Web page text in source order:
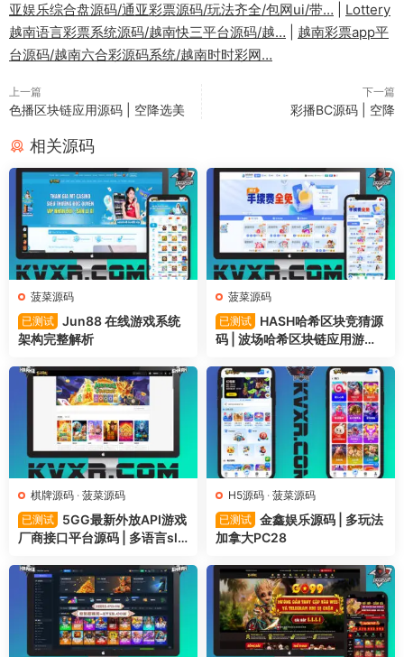
亚娱乐综合盘源码/通亚彩票源码/玩法齐全/包网ui/带…
Lottery
越南语言彩票系统源码/越南快三平台源码/越…
越南彩票app平
台源码/越南六合彩源码系统/越南时时彩网…
上一篇
色播区块链应用源码 | 空降选美
下一篇
彩播BC源码 | 空降
相关源码
菠菜源码
已测试 Jun88 在线游戏系统
架构完整解析
菠菜源码
已测试
HASH哈希区块竞猜源
码 | 波场哈希区块链应用游戏
棋牌源码 · 菠菜源码
已测试
5GG最新外放API游戏
厂商接口平台源码 | 多语言slo
H5源码 · 菠菜源码
已测试 金鑫娱乐源码 | 多玩法
加拿大PC28